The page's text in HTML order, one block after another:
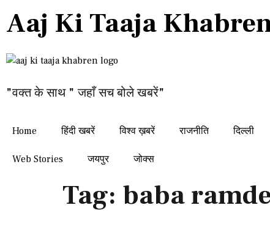
Aaj Ki Taaja
"वक्त के साथ " जहाँ सच बोले खबरें"
Home हिंदी खबरें विश्व ख़बरें राजनीति दिल्ली
Web Stories जयपुर जोक्स
Tag: baba